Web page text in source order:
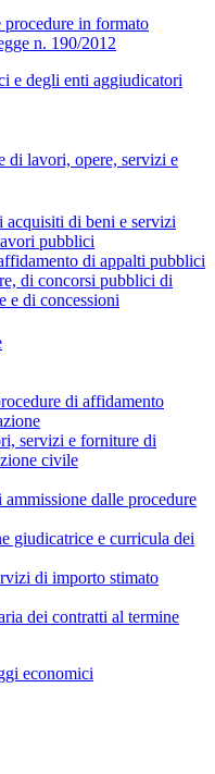
in formato
n. 190/2012
e degli enti aggiudicatori
di lavori, opere, servizi e
acquisiti di beni e servizi
pubblici
di appalti pubblici
di concorsi pubblici di
e di concessioni
di affidamento
servizi e forniture di
civile
dalle procedure
giudicatrice e curricula dei
di importo stimato
dei contratti al termine
economici